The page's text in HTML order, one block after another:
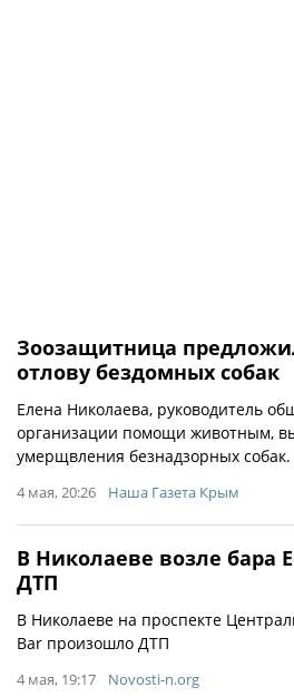
Зоозащитница
отлову бездомных собак
Елена Николаева, руководитель
организации помощи животным,
умерщвления безнадзорных собак.
4 мая, 20:26 Наша Газета Крым
В Николаеве возле бара
ДТП
В Николаеве на проспекте
Bar произошло ДТП
4 мая, 19:17 Novosti-n.org